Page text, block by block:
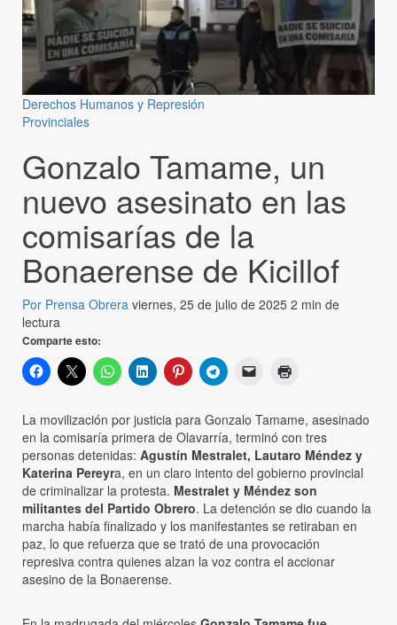
Derechos Humanos y Represión
Provinciales
Gonzalo Tamame, un
nuevo asesinato en las
comisarías de la
Bonaerense de Kicillof
Por Prensa Obrera viernes, 25 de julio de 2025 2 min de
lectura
Comparte esto:
La movilización por justicia para Gonzalo Tamame, asesinado
en la comisaría primera de Olavarría, terminó con tres
personas detenidas: Agustín Mestralet, Lautaro Méndez y
Katerina Pereyra, en un claro intento del gobierno provincial
de criminalizar la protesta. Mestralet y Méndez son
militantes del Partido Obrero. La detención se dio cuando la
marcha había finalizado y los manifestantes se retiraban en
paz, lo que refuerza que se trató de una provocación
represiva contra quienes alzan la voz contra el accionar
asesino de la Bonaerense.